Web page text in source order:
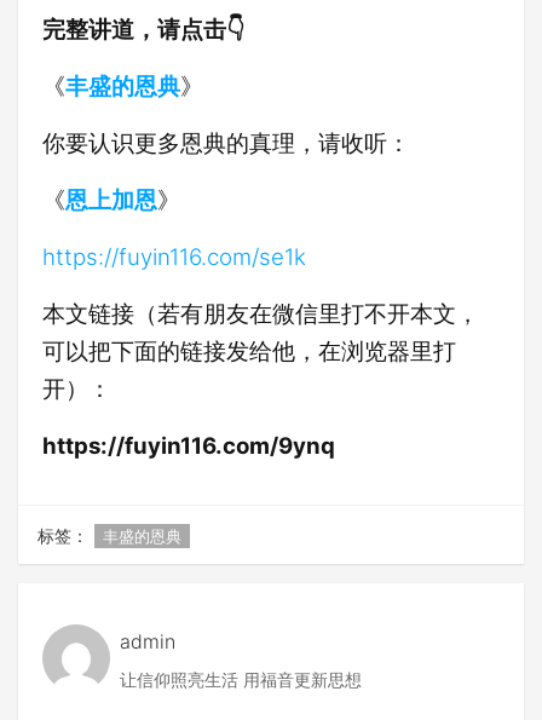
完整讲道，请点击👇
《丰盛的恩典》
你要认识更多恩典的真理，请收听：
《恩上加恩》
https://fuyin116.com/se1k
本文链接（若有朋友在微信里打不开本文，
可以把下面的链接发给他，在浏览器里打
开）：
https://fuyin116.com/9ynq
标签： 丰盛的恩典
admin
让信仰照亮生活 用福音更新思想